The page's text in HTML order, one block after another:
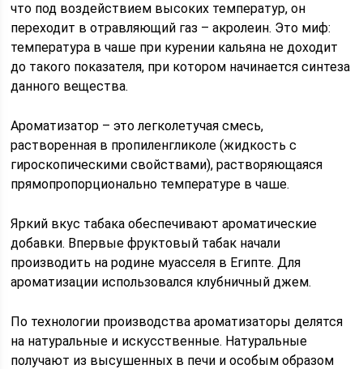
что под воздействием высоких температур, он
переходит в отравляющий газ – акролеин. Это миф:
температура в чаше при курении кальяна не доходит
до такого показателя, при котором начинается синтеза
данного вещества.
Ароматизатор – это легколетучая смесь,
растворенная в пропиленгликоле (жидкость с
гироскопическими свойствами), растворяющаяся
прямопропорционально температуре в чаше.
Яркий вкус табака обеспечивают ароматические
добавки. Впервые фруктовый табак начали
производить на родине муасселя в Египте. Для
ароматизации использовался клубничный джем.
По технологии производства ароматизаторы делятся
на натуральные и искусственные. Натуральные
получают из высушенных в печи и особым образом